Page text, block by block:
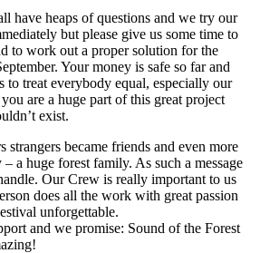
have heaps of questions and we try our
but please give us some time to
to work out a proper solution for the
Your money is safe so far and
to treat everybody equal, especially our
are a huge part of this great project
exist.
strangers became friends and even more
a huge forest family. As such a message
Our Crew is really important to us
does all the work with great passion
unforgettable.
and we promise: Sound of the Forest